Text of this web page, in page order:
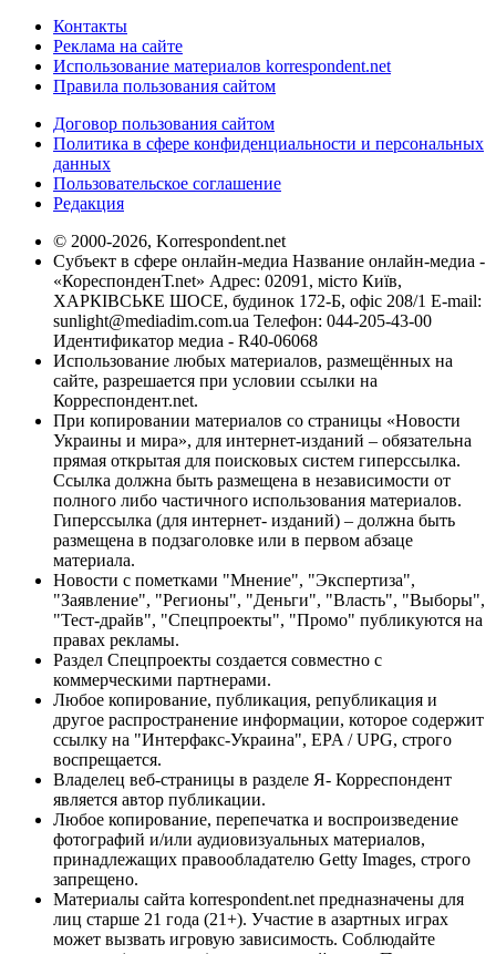
Контакты
Реклама на сайте
Использование материалов korrespondent.net
Правила пользования сайтом
Договор пользования сайтом
Политика в сфере конфиденциальности и персональных
данных
Пользовательское соглашение
Редакция
© 2000-2026, Korrespondent.net
Субъект в сфере онлайн-медиа Название онлайн-медиа -
«КореспонденТ.net» Адрес: 02091, місто Київ,
ХАРКІВСЬКЕ ШОСЕ, будинок 172-Б, офіс 208/1 E-mail:
sunlight@mediadim.com.ua Телефон: 044-205-43-00
Идентификатор медиа - R40-06068
Использование любых материалов, размещённых на
сайте, разрешается при условии ссылки на
Корреспондент.net.
При копировании материалов со страницы «Новости
Украины и мира», для интернет-изданий – обязательна
прямая открытая для поисковых систем гиперссылка.
Ссылка должна быть размещена в независимости от
полного либо частичного использования материалов.
Гиперссылка (для интернет- изданий) – должна быть
размещена в подзаголовке или в первом абзаце
материала.
Новости с пометками "Мнение", "Экспертиза",
"Заявление", "Регионы", "Деньги", "Власть", "Выборы",
"Тест-драйв", "Спецпроекты", "Промо" публикуются на
правах рекламы.
Раздел Спецпроекты создается совместно с
коммерческими партнерами.
Любое копирование, публикация, републикация и
другое распространение информации, которое содержит
ссылку на "Интерфакс-Украина", EPA / UPG, строго
воспрещается.
Владелец веб-страницы в разделе Я- Корреспондент
является автор публикации.
Любое копирование, перепечатка и воспроизведение
фотографий и/или аудиовизуальных материалов,
принадлежащих правообладателю Getty Images, строго
запрещено.
Материалы сайта korrespondent.net предназначены для
лиц старше 21 года (21+). Участие в азартных играх
может вызвать игровую зависимость. Соблюдайте